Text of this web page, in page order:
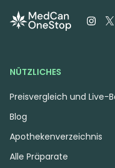
NÜTZLICHES
Preisvergleich und Live-
Blog
Apothekenverzeichnis
Alle Präparate